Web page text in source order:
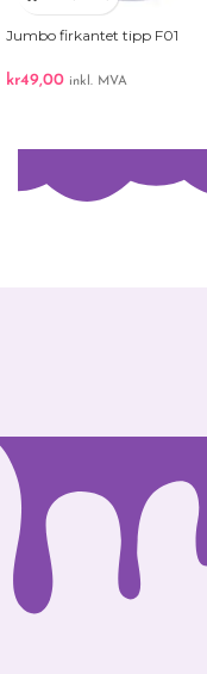
Jumbo firkantet tipp F01
kr49,00 inkl. MVA